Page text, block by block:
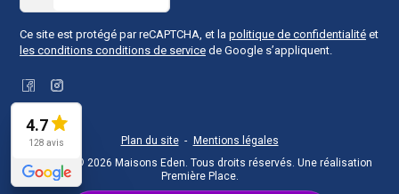
Ce site est protégé par reCAPTCHA, et la politique de confidentialité et
les conditions conditions de service de Google s’appliquent.
FacebookInstagram
Plan du site
Mentions légales
Copyright © 2026 Maisons Eden. Tous droits réservés. Une réalisation
Première Place.
4.7
128 avis